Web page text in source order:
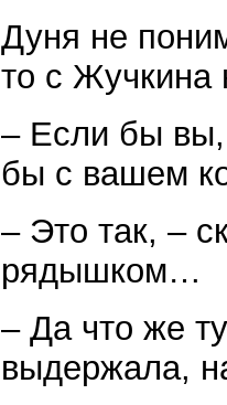
Дуня не
то с Жучкина
– Если бы
бы с вашем
– Это так, –
рядышком…
– Да что же
выдержала,